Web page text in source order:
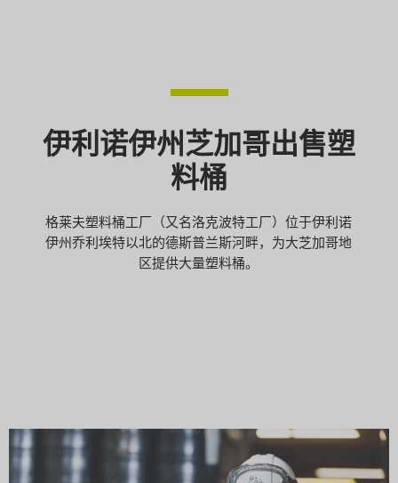
伊利诺伊州芝加哥出售塑
料桶
格莱夫塑料桶工厂（又名洛克波特工厂）位于伊利诺
伊州乔利埃特以北的德斯普兰斯河畔，为大芝加哥地
区提供大量塑料桶。